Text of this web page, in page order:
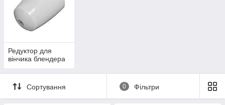
Редуктор для
вінчика блендера
Сортування 0 Фільтри